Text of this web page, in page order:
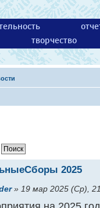
творчество
2025
» 19 мар 2025 (Ср),